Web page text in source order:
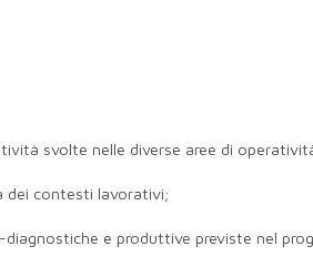
svolte nelle diverse aree di
dei contesti lavorativi;
e produttive previste nel